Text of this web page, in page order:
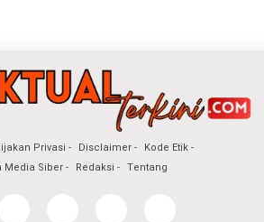
Privasi Disclaimer
Kode Etik
Media Siber
Redaksi Tentang